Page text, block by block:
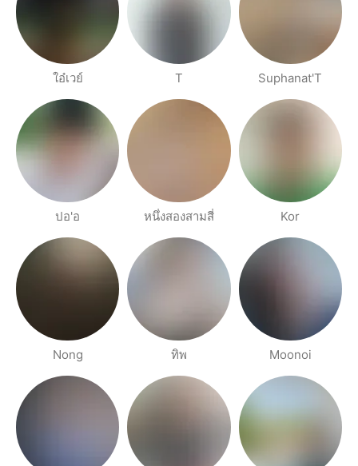
ใอ๋เวย์ T Suphanat'T
ปอ'อ หนึ่งสองสามสี่ Kor
Nong ทิพ Moonoi